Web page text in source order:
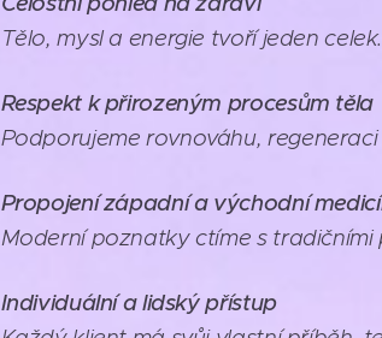
Tělo, mysl a energie tvoří jeden
Respekt k přirozeným procesům těla
Podporujeme rovnováhu,
Propojení západní a východní
Moderní poznatky ctíme s
Individuální a lidský přístup